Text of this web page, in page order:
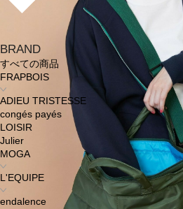
BRAND
すべての商品
FRAPBOIS
ADIEU TRISTESSE
congés payés
LOISIR
Julier
MOGA
L'EQUIPE
endalence